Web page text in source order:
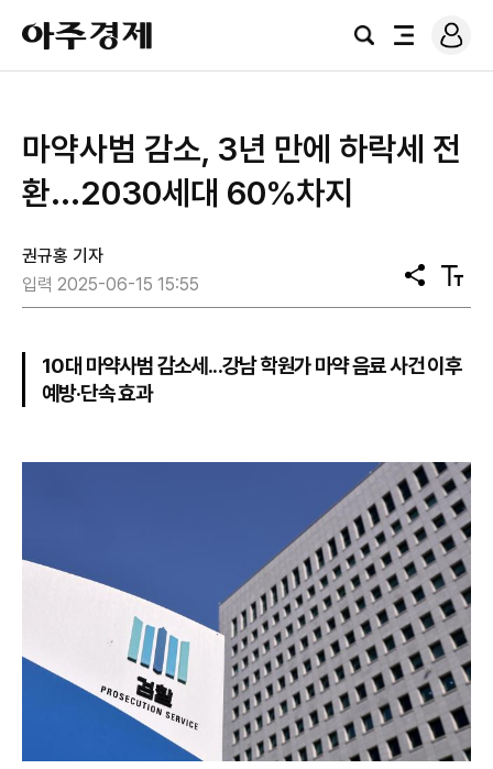
아
주
경
검
전
로
그
마약사범 감소, 3년 만에 하락세 전
환...2030세대 60%차지
권규홍 기자
입력 2025-06-15 15:55
공
유
텍
스
기
10대 마약사범 감소세...강남 학원가 마약 음료 사건 이후
예방·단속 효과